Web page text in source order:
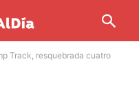
Track, resquebrada cuatro